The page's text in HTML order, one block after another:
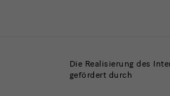
Die Realisierung des
gefördert durch